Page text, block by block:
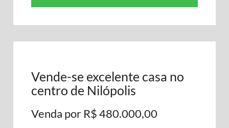
Vende-se excelente casa no
centro de Nilópolis
Venda por R$ 480.000,00